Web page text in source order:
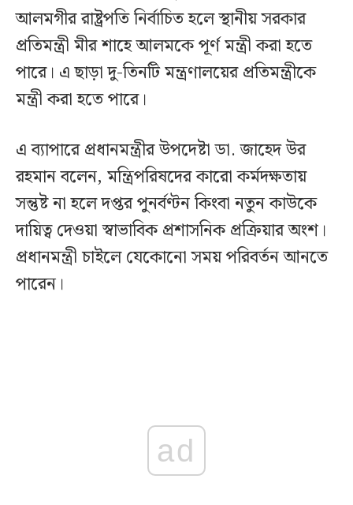
আলমগীর রাষ্ট্রপতি নির্বাচিত হলে স্থানীয় সরকার
প্রতিমন্ত্রী মীর শাহে আলমকে পূর্ণ মন্ত্রী করা হতে
পারে। এ ছাড়া দু-তিনটি মন্ত্রণালয়ের প্রতিমন্ত্রীকে
মন্ত্রী করা হতে পারে।
এ ব্যাপারে প্রধানমন্ত্রীর উপদেষ্টা ডা. জাহেদ উর
রহমান বলেন, মন্ত্রিপরিষদের কারো কর্মদক্ষতায়
সন্তুষ্ট না হলে দপ্তর পুনর্বণ্টন কিংবা নতুন কাউকে
দায়িত্ব দেওয়া স্বাভাবিক প্রশাসনিক প্রক্রিয়ার অংশ।
প্রধানমন্ত্রী চাইলে যেকোনো সময় পরিবর্তন আনতে
পারেন।
ad